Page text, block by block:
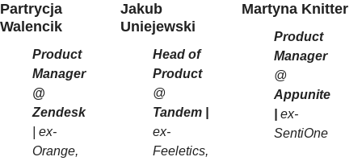
Partrycja
Walencik
Product
Manager
@
Zendesk
| ex-
Orange,
Jakub
Uniejewski
Head of
Product
@
Tandem |
ex-
Feeletics,
Martyna Knitter
Product
Manager
@
Appunite
ex-
SentiOne